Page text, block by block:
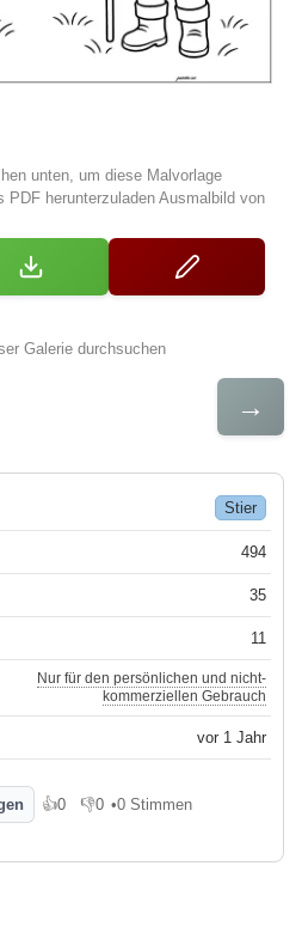
unten, um diese Malvorlage
PDF herunterzuladen Ausmalbild von
Galerie durchsuchen
→
Stier
494
35
11
Nur für den persönlichen und nicht-
kommerziellen Gebrauch
vor 1 Jahr
👍0
Gefällt mir
👎0
Gefällt mir nicht
•0 Stimmen